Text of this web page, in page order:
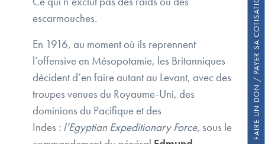
FAIRE UN DON / PAYER SA COTISATION
escarmouches.
En 1916, au moment où ils reprennent
l’offensive en Mésopotamie, les Britanniques
décident d’en faire autant au Levant, avec des
troupes venues du Royaume-Uni, des
dominions du Pacifique et des
Indes : l’Egyptian Expeditionary Force, sous le